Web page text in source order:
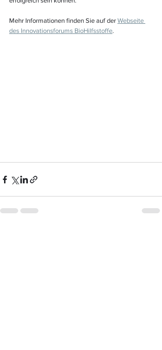
Mehr Informationen finden Sie auf der Webseite
des Innovationsforums BioHilfsstoffe.